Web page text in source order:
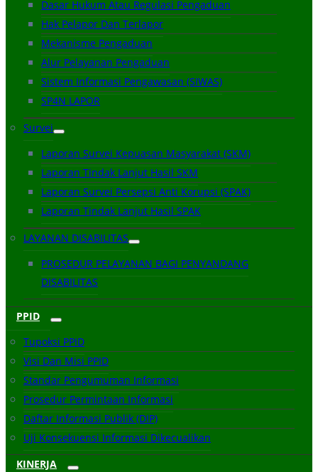
Dasar Hukum Atau Regulasi Pengaduan
Hak Pelapor Dan Terlapor
Mekanisme Pengaduan
Alur Pelayanan Pengaduan
Sistem Informasi Pengawasan (SIWAS)
SP4N LAPOR
Survei
Laporan Survei Kepuasan Masyarakat (SKM)
Laporan Tindak Lanjut Hasil SKM
Laporan Survei Persepsi Anti Korupsi (SPAK)
Laporan Tindak Lanjut Hasil SPAK
LAYANAN DISABILITAS
PROSEDUR PELAYANAN BAGI PENYANDANG
DISABILITAS
PPID
Tupoksi PPID
Visi Dan Misi PPID
Standar Pengumuman Informasi
Prosedur Permintaan Informasi
Daftar Informasi Publik (DIP)
Uji Konsekuensi Informasi Dikecualikan
KINERJA